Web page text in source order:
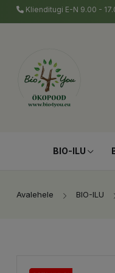
Klienditugi E-N 9.00 -
BIO-ILU
Avalehele BIO-ILU